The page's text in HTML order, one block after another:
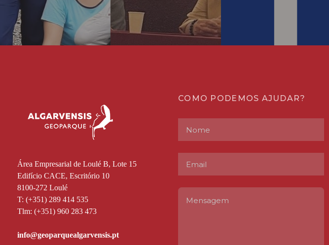
Área Empresarial de Loulé B, Lote 15
Edifício CACE, Escritório 10
8100-272 Loulé
T: (+351) 289 414 535
Tlm: (+351) 960 283 473
COMO PODEMOS AJUDAR?